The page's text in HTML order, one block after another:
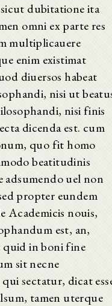
sicut dubitatione ita
omni ex parte res
multiplicauere
enim existimat
diuersos habeat
nisi ut
nisi finis
dicenda est. cum
quo fit homo
beatitudinis
adsumendo uel non
propter eundem
Academicis nouis,
est, an,
quid in boni fine
sit necne
sectatur, dicat
tamen uterque